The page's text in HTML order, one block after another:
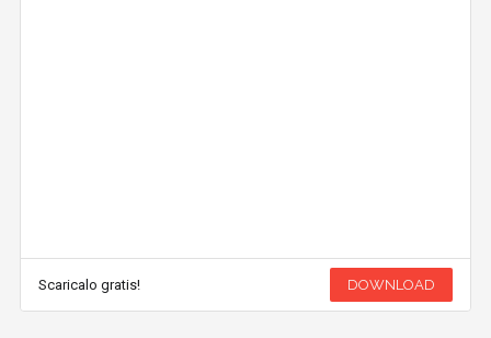
Scaricalo gratis! DOWNLOAD